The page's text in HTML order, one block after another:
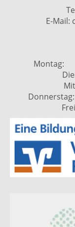
E-Mail:
Montag: